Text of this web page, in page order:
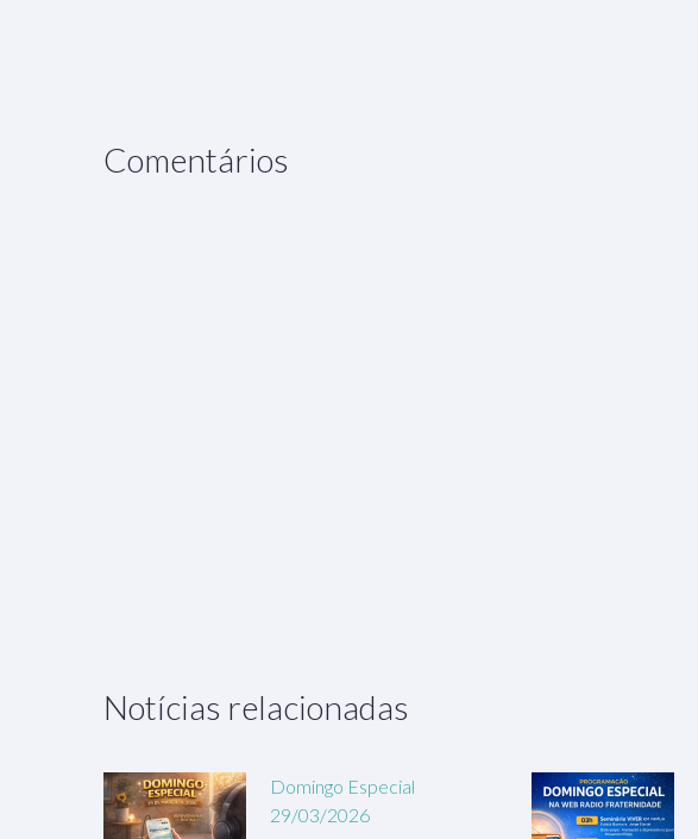
Comentários
Notícias relacionadas
Domingo Especial
29/03/2026